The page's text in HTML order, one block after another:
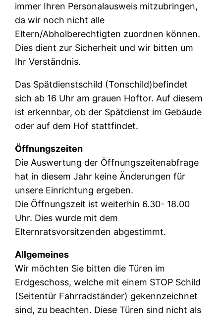
immer Ihren Personalausweis mitzubringen,
da wir noch nicht alle
Eltern/Abholberechtigten zuordnen können.
Dies dient zur Sicherheit und wir bitten um
Ihr Verständnis.
Das Spätdienstschild (Tonschild)befindet
sich ab 16 Uhr am grauen Hoftor. Auf diesem
ist erkennbar, ob der Spätdienst im Gebäude
oder auf dem Hof stattfindet.
Öffnungszeiten
Die Auswertung der Öffnungszeitenabfrage
hat in diesem Jahr keine Änderungen für
unsere Einrichtung ergeben.
Die Öffnungszeit ist weiterhin 6.30- 18.00
Uhr. Dies wurde mit dem
Elternratsvorsitzenden abgestimmt.
Allgemeines
Wir möchten Sie bitten die Türen im
Erdgeschoss, welche mit einem STOP Schild
(Seitentür Fahrradständer) gekennzeichnet
sind, zu beachten. Diese Türen sind nicht als